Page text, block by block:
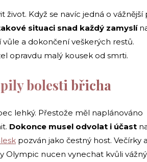
Když se navíc jedná o vážnější
situaci snad každý zamyslí
a dokončení veškerých restů.
opravdu malý kousek od smrti.
bolesti břicha
lehký. Přestože měl naplánováno
Dokonce musel odvolat i účast
pozván jako čestný host. Večírky
nucen vynechat kvůli